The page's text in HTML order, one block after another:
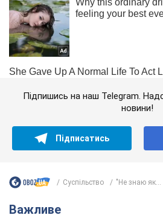
Підпишись на наш Telegram.
новини!
Підписатись
Суспільство "Не знаю як...
Важливе